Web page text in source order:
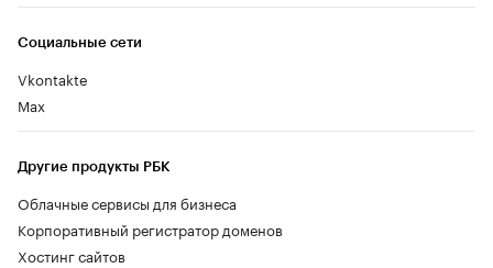
Социальные сети
Vkontakte
Max
Другие продукты РБК
Облачные сервисы для бизнеса
Корпоративный регистратор доменов
Хостинг сайтов